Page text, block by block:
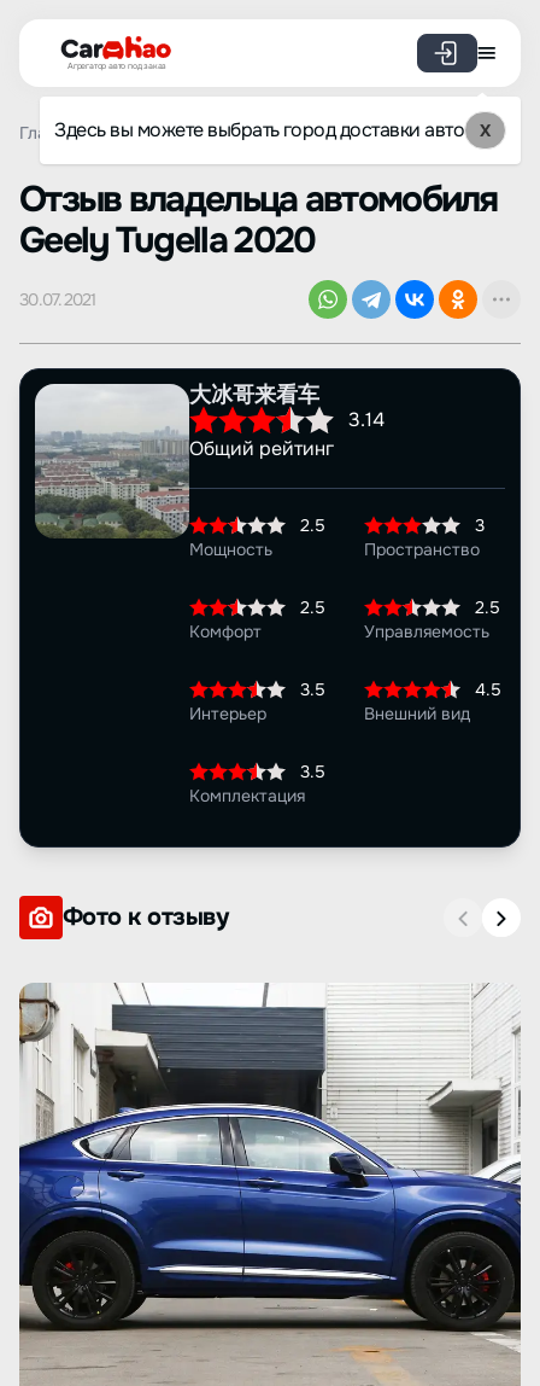
Агрегатор авто под заказ
Здесь вы можете выбрать город доставки авто X
Главная Отзывы Geely Tugella Просмотр отзыва
Oтзыв владельца автомобиля
Geely Tugella 2020
30.07.2021
大冰哥来看车
3.14
Общий рейтинг
2.5
Мощность
3
Пространство
2.5
Комфорт
2.5
Управляемость
3.5
Интерьер
4.5
Внешний вид
3.5
Комплектация
Фото к отзыву